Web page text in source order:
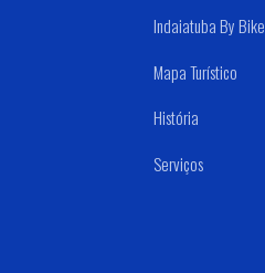
Indaiatuba By Bike
Mapa Turístico
História
Serviços